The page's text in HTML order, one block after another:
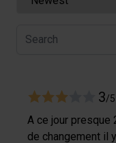
3/5
A ce jour presque
de changement il